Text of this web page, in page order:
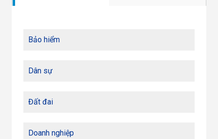
Bảo hiểm
Dân sự
Đất đai
Doanh nghiệp